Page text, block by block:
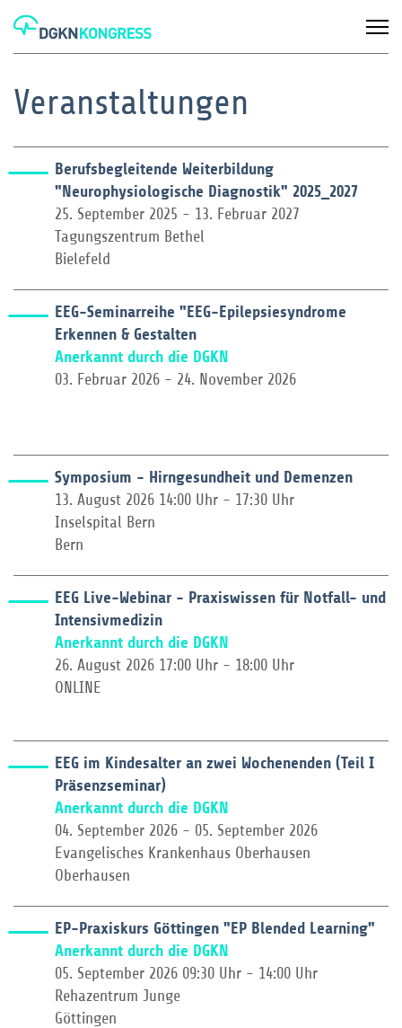
Veranstaltungen
Berufsbegleitende Weiterbildung
"Neurophysiologische Diagnostik" 2025_2027
25. September 2025 - 13. Februar 2027
Tagungszentrum Bethel
Bielefeld
EEG-Seminarreihe "EEG-Epilepsiesyndrome
Erkennen & Gestalten
Anerkannt durch die DGKN
03. Februar 2026 - 24. November 2026
Symposium - Hirngesundheit und Demenzen
13. August 2026 14:00 Uhr - 17:30 Uhr
Inselspital Bern
Bern
EEG Live-Webinar - Praxiswissen für Notfall- und
Intensivmedizin
Anerkannt durch die DGKN
26. August 2026 17:00 Uhr - 18:00 Uhr
ONLINE
EEG im Kindesalter an zwei Wochenenden (Teil I
Präsenzseminar)
Anerkannt durch die DGKN
04. September 2026 - 05. September 2026
Evangelisches Krankenhaus Oberhausen
Oberhausen
EP-Praxiskurs Göttingen "EP Blended Learning"
Anerkannt durch die DGKN
05. September 2026 09:30 Uhr - 14:00 Uhr
Rehazentrum Junge
Göttingen